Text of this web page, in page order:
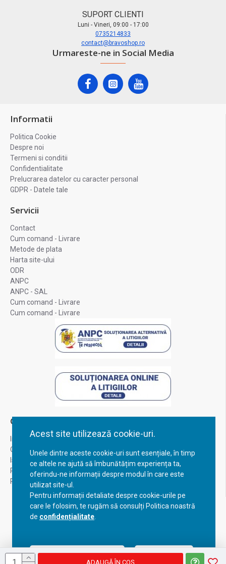
Acest site utilizează cookie-uri.
Unele dintre aceste cookie-uri sunt esențiale, în timp
ce altele ne ajută să îmbunătățim experiența ta,
oferindu-ne informații despre modul în care este
utilizat site-ul.
Pentru informații detaliate despre cookie-urile pe
care le folosim, te rugăm să consulți Politica noastră
de confidențialitate
Acceptă setările curente Configurează
ADAUGĂ ÎN COŞ
SUPORT CLIENTI
Luni - Vineri, 09:00 - 17:00
0735214833
contact@bravoshop.ro
Urmareste-ne in Social Media
Informatii
Politica Cookie
Despre noi
Termeni si conditii
Confidentialitate
Prelucrarea datelor cu caracter personal
GDPR - Datele tale
Servicii
Contact
Cum comand - Livrare
Metode de plata
Harta site-ului
ODR
ANPC
ANPC - SAL
Cum comand - Livrare
Cum comand - Livrare
Contul Meu
Inregistrare
Contul meu
Istoric comenzi
Recuperare parola
Returnare produs